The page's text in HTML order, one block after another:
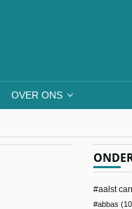
OVER ONS
aalst
abbas